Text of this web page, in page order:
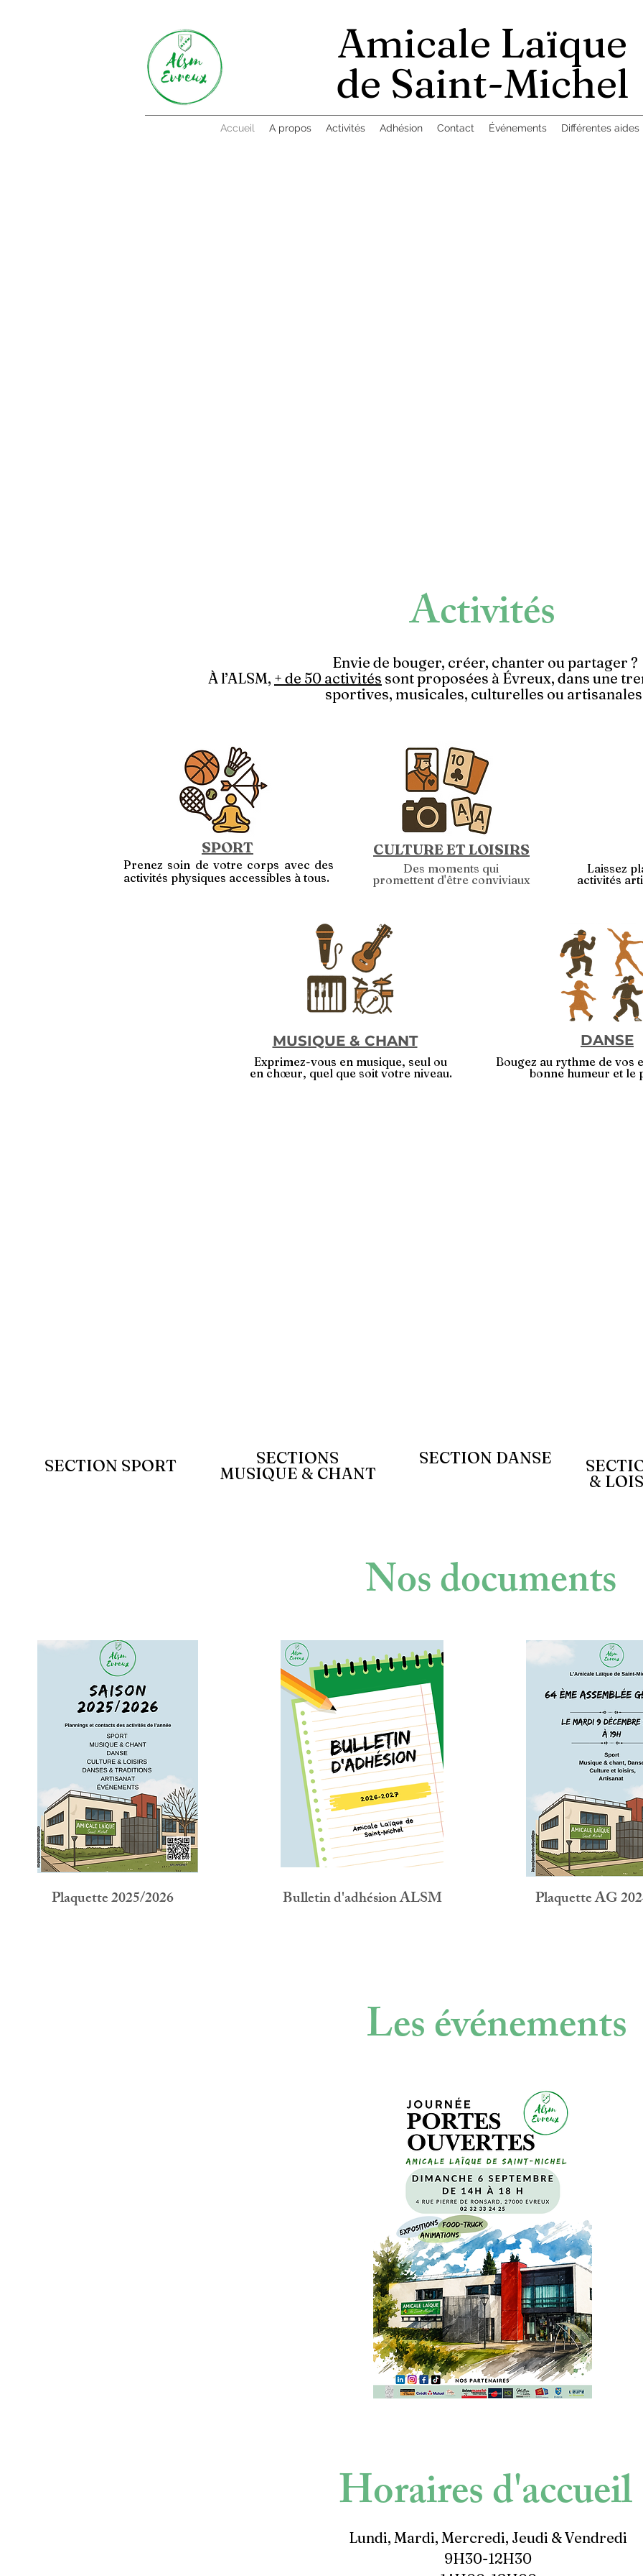
Amicale Laïque
de Saint-Michel
Accueil A propos Activités Adhésion Contact Événements Différentes aides
Activités
Envie de bouger, créer, chanter ou partager ?
À l’ALSM, + de 50 activités sont proposées à Évreux, dans une
sportives, musicales, culturelles ou
SPORT
Prenez soin de votre corps avec des
activités physiques accessibles à tous.
CULTURE ET LOISIRS
Des moments qui
promettent d'être conviviaux
Laissez
activités
MUSIQUE & CHANT
Exprimez-vous en musique, seul ou
en chœur, quel que soit votre niveau.
DANSE
Bougez au rythme de vos
bonne humeur et le
SECTION SPORT SECTIONS
MUSIQUE & CHANT
SECTION DANSE
&
Nos documents
Plaquette 2025/2026 Bulletin d'adhésion ALSM Plaquette AG
Les événements
Horaires d'accueil
Lundi, Mardi, Mercredi, Jeudi & Vendredi
9H30-12H30